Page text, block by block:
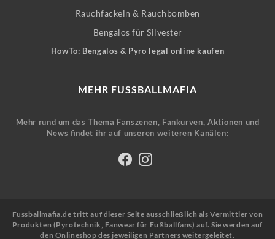
Rauchfackeln & Rauchbomben
Bengalos für Silvester
HowTo: Bengalos & Pyro legal online kaufen
MEHR FUSSBALLMAFIA
Mehr rund um das Thema Fanszenen, Fankurven, Aktionen und
News findet ihr auf unseren weiteren Kanälen:
Fussballmafia.de tritt auf dieser Seite ausschließlich als Vermittler von
Produkten (Pyrotechnik, Fanwear für Fußballfans) auf. Sie werden auf
den Onlineshop des jeweiligen Partners weitergeleitet.